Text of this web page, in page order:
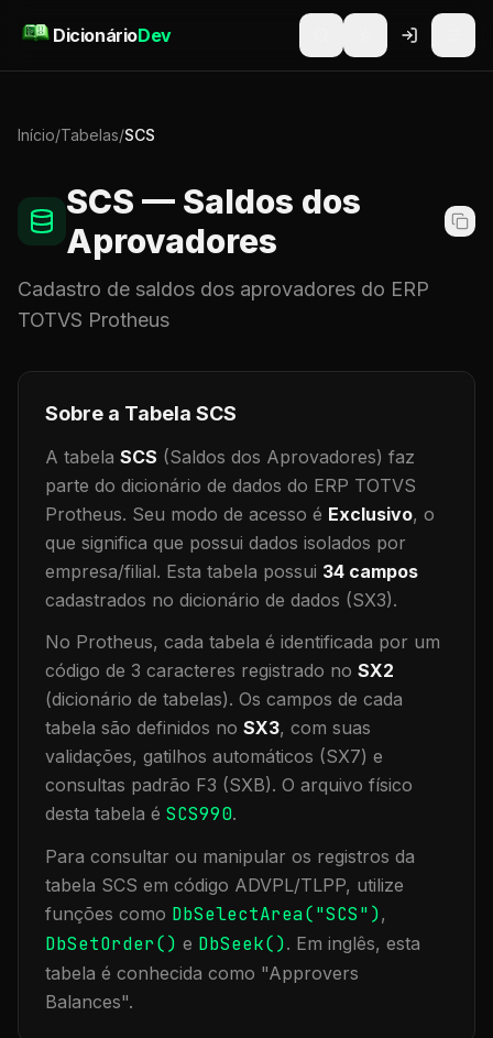
DicionárioDev
Início/Tabelas/SCS
SCS — Saldos dos
Aprovadores
Cadastro de saldos dos aprovadores do ERP
TOTVS Protheus
Sobre a Tabela SCS
A tabela SCS (Saldos dos Aprovadores) faz
parte do dicionário de dados do ERP TOTVS
Protheus. Seu modo de acesso é Exclusivo, o
que significa que possui dados isolados por
empresa/filial. Esta tabela possui 34 campos
cadastrados no dicionário de dados (SX3).
No Protheus, cada tabela é identificada por um
código de 3 caracteres registrado no SX2
(dicionário de tabelas). Os campos de cada
tabela são definidos no SX3, com suas
validações, gatilhos automáticos (SX7) e
consultas padrão F3 (SXB). O arquivo físico
desta tabela é SCS990.
Para consultar ou manipular os registros da
tabela SCS em código ADVPL/TLPP, utilize
funções como DbSelectArea("SCS"),
DbSetOrder() e DbSeek(). Em inglês, esta
tabela é conhecida como "Approvers
Balances".